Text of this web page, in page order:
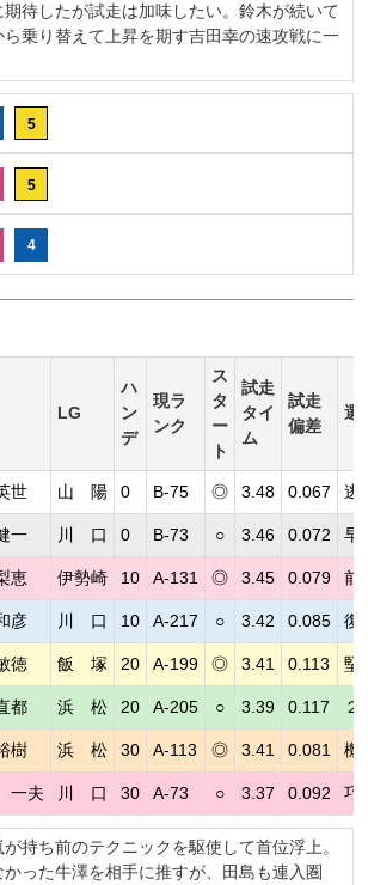
待したが試走は加味したい。鈴木が続いて
乗り替えて上昇を期す吉田幸の速攻戦に一
5
5
4
LG
ハ
ン
デ
現ラ
ンク
ス
タ
ー
ト
試走
タイ
ム
試走
偏差
選
世 山 陽 0 B-75 ◎ 3.48 0.067 逃
一 川 口 0 B-73 ○ 3.46 0.072 早
恵 伊勢崎 10 A-131 ◎ 3.45 0.079 前
彦 川 口 10 A-217 ○ 3.42 0.085 復
徳 飯 塚 20 A-199 ◎ 3.41 0.113 堅
都 浜 松 20 A-205 ○ 3.39 0.117 ２
樹 浜 松 30 A-113 ◎ 3.41 0.081 機
一夫 川 口 30 A-73 ○ 3.37 0.092 巧
持ち前のテクニックを駆使して首位浮上。
った牛澤を相手に推すが、田島も連入圏